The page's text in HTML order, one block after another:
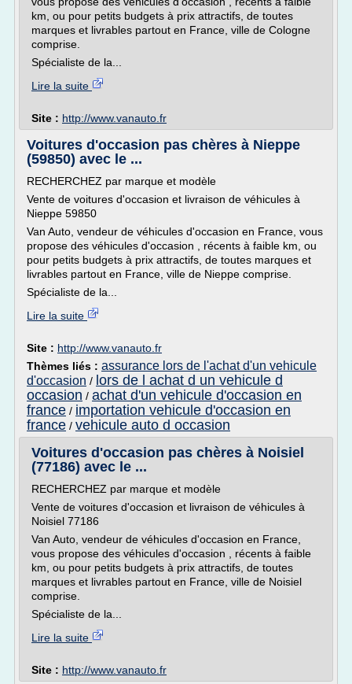
km, ou pour petits budgets à prix attractifs, de toutes
marques et livrables partout en France, ville de Cologne
comprise.
Spécialiste de la...
Lire la suite
Site : http://www.vanauto.fr
Voitures d'occasion pas chères à Nieppe
(59850) avec le ...
RECHERCHEZ par marque et modèle
Vente de voitures d'occasion et livraison de véhicules à
Nieppe 59850
Van Auto, vendeur de véhicules d'occasion en France, vous
propose des véhicules d'occasion , récents à faible km, ou
pour petits budgets à prix attractifs, de toutes marques et
livrables partout en France, ville de Nieppe comprise.
Spécialiste de la...
Lire la suite
Site : http://www.vanauto.fr
Thèmes liés : assurance lors de l'achat d'un vehicule
d'occasion / lors de l achat d un vehicule d
occasion / achat d'un vehicule d'occasion en
france / importation vehicule d'occasion en
france / vehicule auto d occasion
Voitures d'occasion pas chères à Noisiel
(77186) avec le ...
RECHERCHEZ par marque et modèle
Vente de voitures d'occasion et livraison de véhicules à
Noisiel 77186
Van Auto, vendeur de véhicules d'occasion en France,
vous propose des véhicules d'occasion , récents à faible
km, ou pour petits budgets à prix attractifs, de toutes
marques et livrables partout en France, ville de Noisiel
comprise.
Spécialiste de la...
Lire la suite
Site : http://www.vanauto.fr